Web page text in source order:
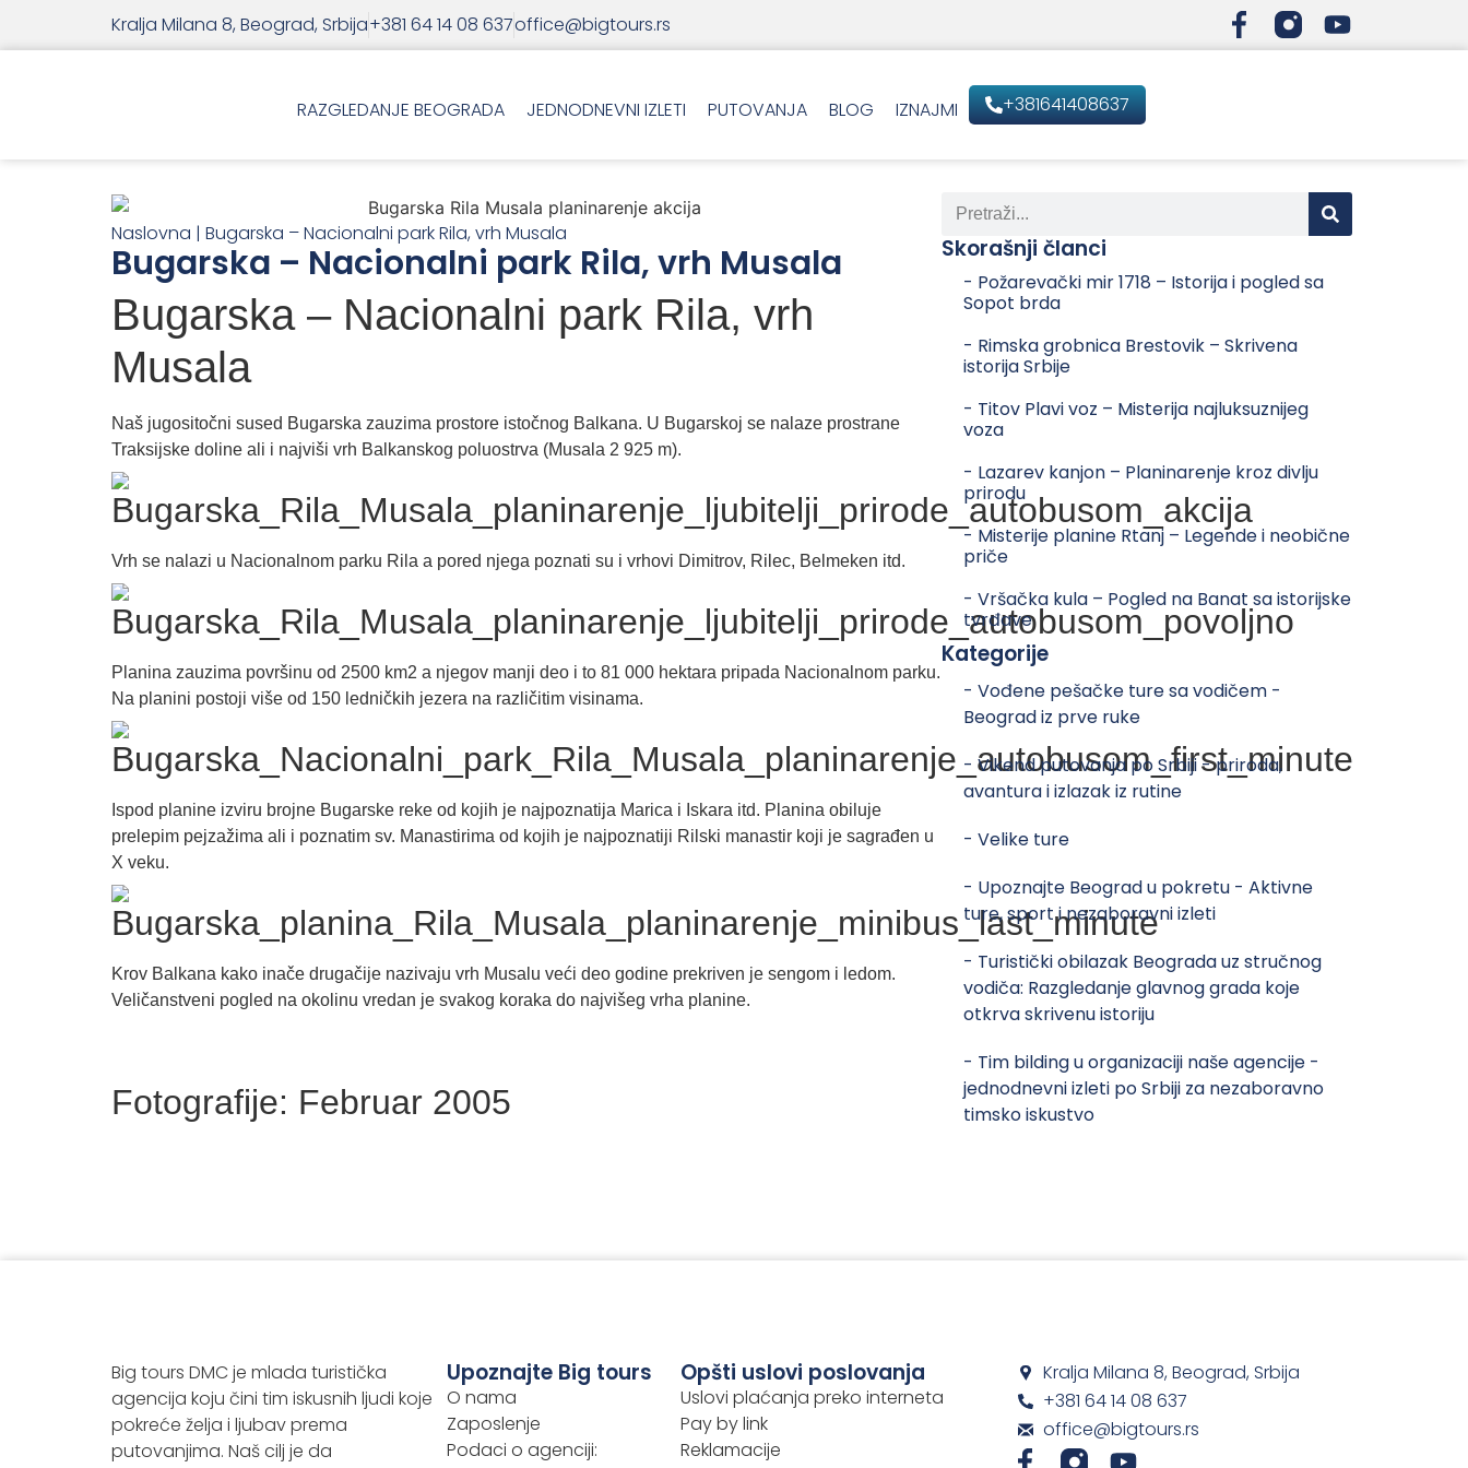
Kralja Milana 8, Beograd, Srbija+381 64 14 08 637office@bigtours.rs
RAZGLEDANJE BEOGRADA JEDNODNEVNI IZLETI PUTOVANJA BLOG IZNAJMI +381641408637
Naslovna | Bugarska – Nacionalni park Rila, vrh Musala
Bugarska – Nacionalni park Rila, vrh Musala
Bugarska – Nacionalni park Rila, vrh
Musala
Naš jugositočni sused Bugarska zauzima prostore istočnog Balkana. U Bugarskoj se nalaze prostrane
Traksijske doline ali i najviši vrh Balkanskog poluostrva (Musala 2 925 m).
Vrh se nalazi u Nacionalnom parku Rila a pored njega poznati su i vrhovi Dimitrov, Rilec, Belmeken itd.
Planina zauzima površinu od 2500 km2 a njegov manji deo i to 81 000 hektara pripada Nacionalnom parku.
Na planini postoji više od 150 ledničkih jezera na različitim visinama.
Ispod planine izviru brojne Bugarske reke od kojih je najpoznatija Marica i Iskara itd. Planina obiluje
prelepim pejzažima ali i poznatim sv. Manastirima od kojih je najpoznatiji Rilski manastir koji je sagrađen u
X veku.
Krov Balkana kako inače drugačije nazivaju vrh Musalu veći deo godine prekriven je sengom i ledom.
Veličanstveni pogled na okolinu vredan je svakog koraka do najvišeg vrha planine.
Fotografije: Februar 2005
Skorašnji članci
- Požarevački mir 1718 – Istorija i pogled sa
Sopot brda
- Rimska grobnica Brestovik – Skrivena
istorija Srbije
- Titov Plavi voz – Misterija najluksuznijeg
voza
- Lazarev kanjon – Planinarenje kroz divlju
prirodu
- Misterije planine Rtanj – Legende i neobične
priče
- Vršačka kula – Pogled na Banat sa istorijske
tvrđave
Kategorije
- Vođene pešačke ture sa vodičem -
Beograd iz prve ruke
- Vikend putovanja po Srbiji - priroda,
avantura i izlazak iz rutine
- Velike ture
- Upoznajte Beograd u pokretu - Aktivne
ture, sport i nezaboravni izleti
- Turistički obilazak Beograda uz stručnog
vodiča: Razgledanje glavnog grada koje
otkrva skrivenu istoriju
- Tim bilding u organizaciji naše agencije -
jednodnevni izleti po Srbiji za nezaboravno
timsko iskustvo
Big tours DMC je mlada turistička
agencija koju čini tim iskusnih ljudi koje
pokreće želja i ljubav prema
putovanjima. Naš cilj je da
Upoznajte Big tours
O nama
Zaposlenje
Podaci o agenciji:
Opšti uslovi poslovanja
Uslovi plaćanja preko interneta
Pay by link
Reklamacije
Kralja Milana 8, Beograd, Srbija
+381 64 14 08 637
office@bigtours.rs